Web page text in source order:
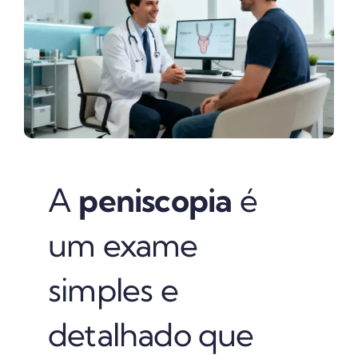
A peniscopia é
um exame
simples e
detalhado que